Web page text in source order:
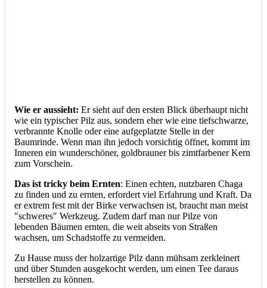
Wie er aussieht: Er sieht auf den ersten Blick überhaupt nicht
wie ein typischer Pilz aus, sondern eher wie eine tiefschwarze,
verbrannte Knolle oder eine aufgeplatzte Stelle in der
Baumrinde. Wenn man ihn jedoch vorsichtig öffnet, kommt im
Inneren ein wunderschöner, goldbrauner bis zimtfarbener Kern
zum Vorschein.
Das ist tricky beim Ernten: Einen echten, nutzbaren Chaga
zu finden und zu ernten, erfordert viel Erfahrung und Kraft. Da
er extrem fest mit der Birke verwachsen ist, braucht man meist
"schweres" Werkzeug. Zudem darf man nur Pilze von
lebenden Bäumen ernten, die weit abseits von Straßen
wachsen, um Schadstoffe zu vermeiden.
Zu Hause muss der holzartige Pilz dann mühsam zerkleinert
und über Stunden ausgekocht werden, um einen Tee daraus
herstellen zu können.